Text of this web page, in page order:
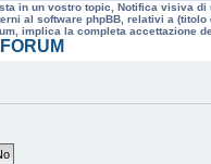
un vostro topic, Notifica visiva di
al software phpBB, relativi a
implica la completa accettazione